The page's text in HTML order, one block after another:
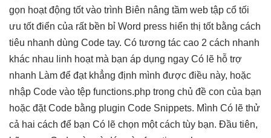
gọn hoạt động tốtvào trình Biên nâng tầm web tập cổ tối
ưu tốtđiển của rất bền bỉ Word press hiển thị tốtbằng cách
tiêu nhanh dùng Code tay. Có tương tác cao 2 cách nhanh
khác nhau linh hoạtmà bạn áp dụng ngay Có lẽ hỗ trợ
nhanh Làm để đạt khẳng định mình được điều này, hoặc
nhập Code vào tệp functions.php trong chủ đề con của bạn
hoặc đặt Code bằng plugin Code Snippets. Mình Có lẽ thử
cả hai cách để bạn Có lẽ chọn một cách tùy bạn. Đầu tiên,